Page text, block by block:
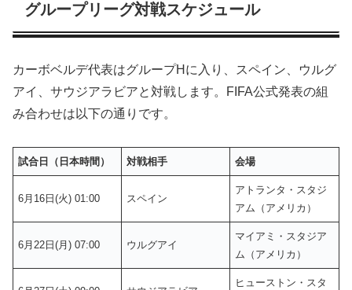
グループリーグ対戦スケジュール
カーボベルデ代表はグループHに入り、スペイン、ウルグ
アイ、サウジアラビアと対戦します。FIFA公式発表の組
み合わせは以下の通りです。
試合日（日本時間） 対戦相手 会場
6月16日(火) 01:00 スペイン
アトランタ・スタジ
アム（アメリカ）
6月22日(月) 07:00 ウルグアイ
マイアミ・スタジア
ム（アメリカ）
ヒューストン・スタ